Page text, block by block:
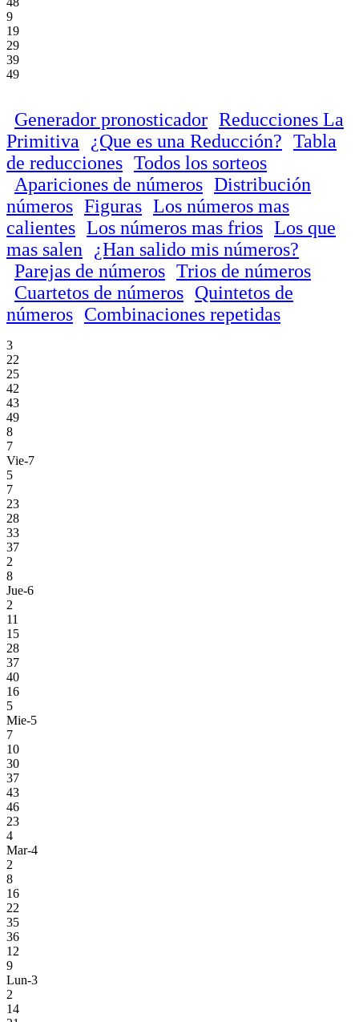
9
19
29
39
49
Generador pronosticador Reducciones La
Primitiva
¿Que es una Reducción? Tabla
de reducciones Todos los sorteos
Apariciones de números Distribución
números Figuras Los números mas
calientes Los números mas frios Los que
mas salen
¿Han salido mis números?
Parejas de números Trios de números
Cuartetos de números Quintetos de
números Combinaciones repetidas
3
22
25
42
43
49
8
7
Vie-7
5
7
23
28
33
37
2
8
Jue-6
2
11
15
28
37
40
16
5
Mie-5
7
10
30
37
43
46
23
4
Mar-4
2
8
16
22
35
36
12
9
Lun-3
2
14